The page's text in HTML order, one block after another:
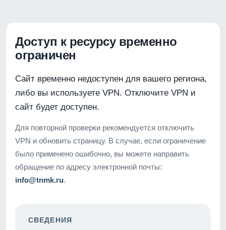
Доступ к ресурсу временно
ограничен
Сайт временно недоступен для вашего региона,
либо вы используете VPN. Отключите VPN и
сайт будет доступен.
Для повторной проверки рекомендуется отключить
VPN и обновить страницу. В случае, если ограничение
было применено ошибочно, вы можете направить
обращение по адресу электронной почты:
info@tnmk.ru.
СВЕДЕНИЯ